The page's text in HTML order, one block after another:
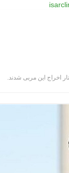
اخراج این مربی شدند.